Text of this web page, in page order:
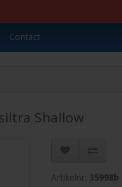
Contact
Shallow
Artikelnr: 35998b